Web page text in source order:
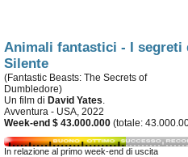
Animali fantastici - I segreti
Silente
(Fantastic Beasts: The Secrets of
Dumbledore)
Un film di David Yates.
Avventura - USA, 2022
Week-end $ 43.000.000 (totale:
In relazione al primo week-end di uscita